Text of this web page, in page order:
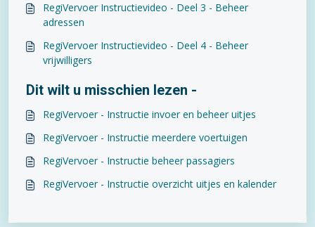
RegiVervoer Instructievideo - Deel 3 - Beheer
adressen
RegiVervoer Instructievideo - Deel 4 - Beheer
vrijwilligers
Dit wilt u misschien lezen -
RegiVervoer - Instructie invoer en beheer uitjes
RegiVervoer - Instructie meerdere voertuigen
RegiVervoer - Instructie beheer passagiers
RegiVervoer - Instructie overzicht uitjes en kalender